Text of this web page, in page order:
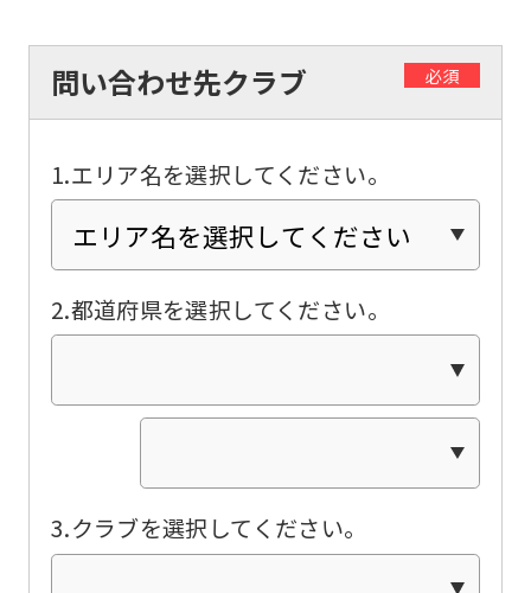
問い合わせ先クラブ 必須
1.エリア名を選択してください。
2.都道府県を選択してください。
3.クラブを選択してください。
automatic
service,
the
Japanese
of
website
translated
mechanically,